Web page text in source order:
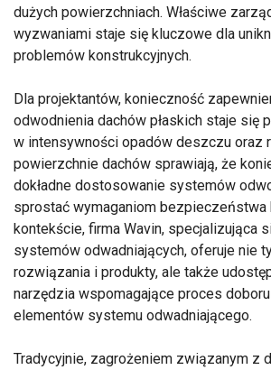
dużych powierzchniach. Właściwe
wyzwaniami staje się kluczowe dla
problemów konstrukcyjnych.
Dla projektantów, konieczność
odwodnienia dachów płaskich staje się
w intensywności opadów deszczu oraz
powierzchnie dachów sprawiają, że
dokładne dostosowanie systemów
sprostać wymaganiom bezpieczeństwa
kontekście, firma Wavin, specjalizująca
systemów odwadniających, oferuje nie
rozwiązania i produkty, ale także
narzędzia wspomagające proces
elementów systemu odwadniającego.
Tradycyjnie, zagrożeniem związanym z